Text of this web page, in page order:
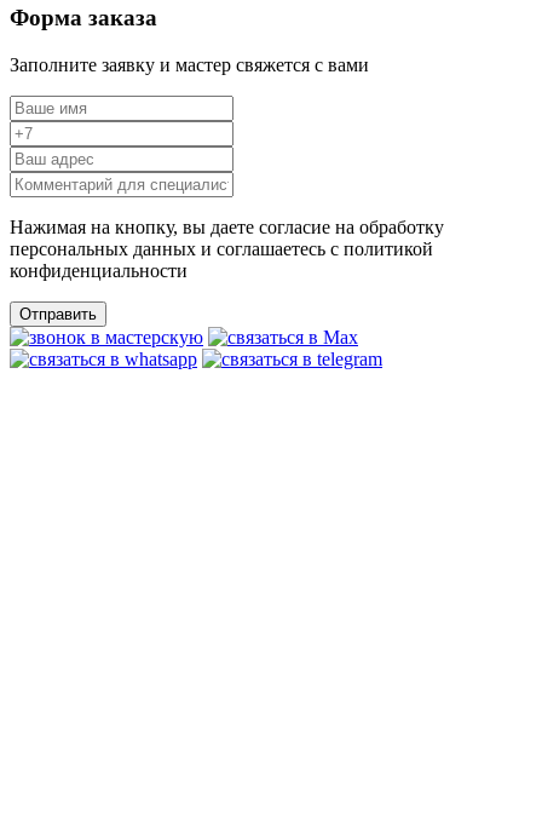
Форма заказа
Заполните заявку и мастер свяжется с вами
Нажимая на кнопку, вы даете согласие на обработку
персональных данных и соглашаетесь c политикой
конфиденциальности
Отправить